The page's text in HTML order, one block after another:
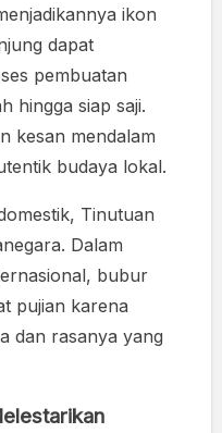
ikon
dapat
pembuatan
hingga siap saji.
kesan mendalam
budaya lokal.
Tinutuan
Dalam
bubur
pujian karena
dan rasanya yang